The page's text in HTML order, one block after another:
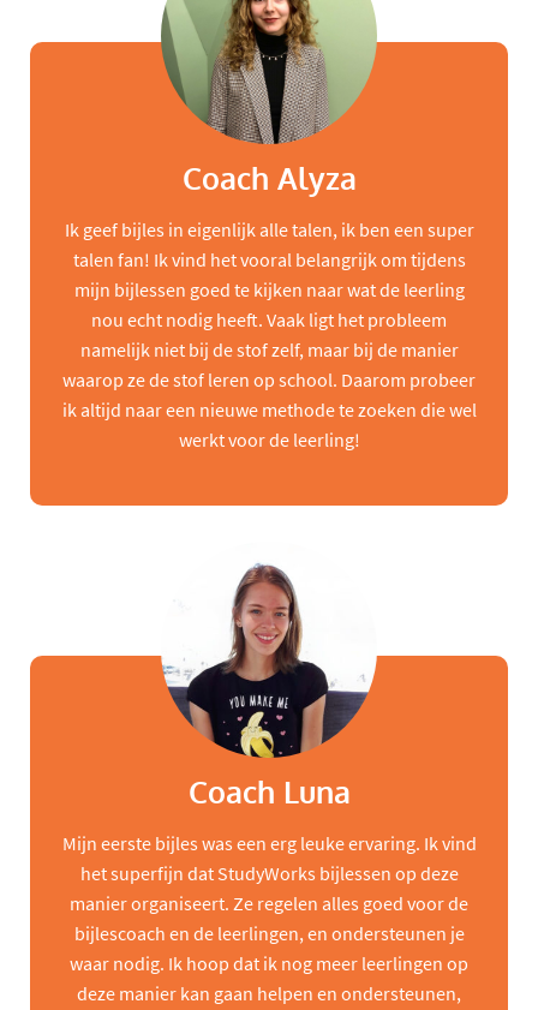
Coach Alyza
Ik geef bijles in eigenlijk alle talen, ik ben een super
talen fan! Ik vind het vooral belangrijk om tijdens
mijn bijlessen goed te kijken naar wat de leerling
nou echt nodig heeft. Vaak ligt het probleem
namelijk niet bij de stof zelf, maar bij de manier
waarop ze de stof leren op school. Daarom probeer
ik altijd naar een nieuwe methode te zoeken die wel
werkt voor de leerling!
Coach Luna
Mijn eerste bijles was een erg leuke ervaring. Ik vind
het superfijn dat StudyWorks bijlessen op deze
manier organiseert. Ze regelen alles goed voor de
bijlescoach en de leerlingen, en ondersteunen je
waar nodig. Ik hoop dat ik nog meer leerlingen op
deze manier kan gaan helpen en ondersteunen,